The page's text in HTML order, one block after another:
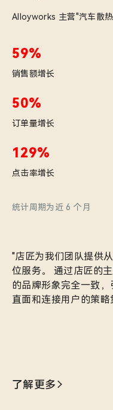
Alloyworks 主营"汽车散热
59%
销售额增长
50%
订单量增长
129%
点击率增长
统计周期为近 6 个月
"店匠为我们团队提供
位服务。 通过店匠的
的品牌形象完全一致
直面和连接用户的策略
了解更多